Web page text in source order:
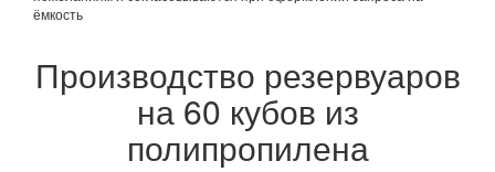
ёмкость
Производство резервуаров
на 60 кубов из
полипропилена